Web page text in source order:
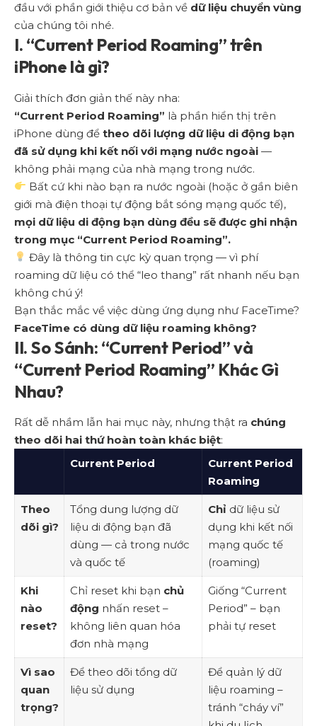
đầu với phần giới thiệu cơ bản về dữ liệu chuyển vùng
của chúng tôi nhé.
I. “Current Period Roaming” trên
iPhone là gì?
Giải thích đơn giản thế này nha:
“Current Period Roaming” là phần hiển thị trên
iPhone dùng để theo dõi lượng dữ liệu di động bạn
đã sử dụng khi kết nối với mạng nước ngoài —
không phải mạng của nhà mạng trong nước.
Bất cứ khi nào bạn ra nước ngoài (hoặc ở gần biên
giới mà điện thoại tự động bắt sóng mạng quốc tế),
mọi dữ liệu di động bạn dùng đều sẽ được ghi nhận
trong mục “Current Period Roaming”.
Đây là thông tin cực kỳ quan trọng — vì phí
roaming dữ liệu có thể “leo thang” rất nhanh nếu bạn
không chú ý!
Bạn thắc mắc về việc dùng ứng dụng như FaceTime?
FaceTime có dùng dữ liệu roaming không?
II. So Sánh: “Current Period” và
“Current Period Roaming” Khác Gì
Nhau?
Rất dễ nhầm lẫn hai mục này, nhưng thật ra chúng
theo dõi hai thứ hoàn toàn khác biệt:
Current Period
Current Period
Roaming
Theo
dõi gì?
Tổng dung lượng dữ
liệu di động bạn đã
dùng — cả trong nước
và quốc tế
Chỉ dữ liệu sử
dụng khi kết nối
mạng quốc tế
(roaming)
Khi
nào
reset?
Chỉ reset khi bạn chủ
động nhấn reset –
không liên quan hóa
đơn nhà mạng
Giống “Current
Period” – bạn
phải tự reset
Vì sao
quan
trọng?
Để theo dõi tổng dữ
liệu sử dụng
Để quản lý dữ
liệu roaming –
tránh “cháy ví”